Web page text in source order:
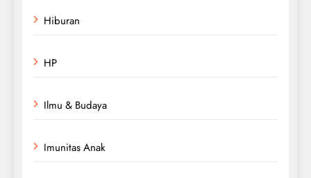
Hiburan
HP
Ilmu & Budaya
Imunitas Anak